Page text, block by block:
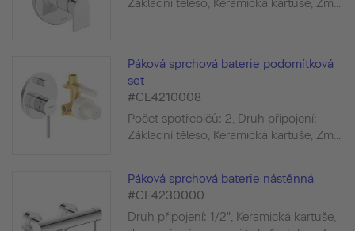
Základní těleso, Keramická kartuše, Zm...
Páková sprchová baterie podomítková
set
#CE4210008
Počet spotřebičů: 2, Druh připojení:
Základní těleso, Keramická kartuše, Zm...
Páková sprchová baterie nástěnná
#CE4230000
Druh připojení: 1/2", Keramická kartuše,